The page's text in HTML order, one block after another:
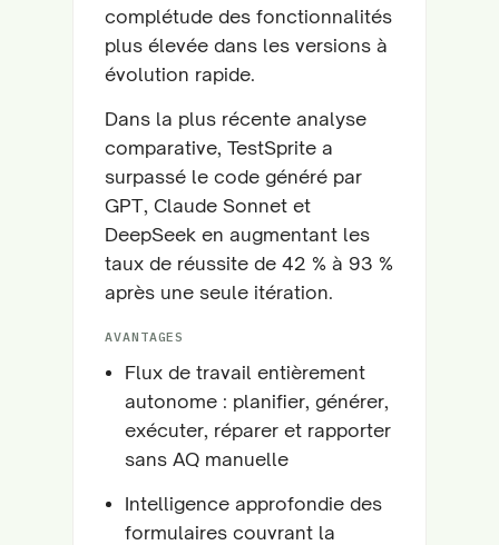
complétude des fonctionnalités
plus élevée dans les versions à
évolution rapide.
Dans la plus récente analyse
comparative, TestSprite a
surpassé le code généré par
GPT, Claude Sonnet et
DeepSeek en augmentant les
taux de réussite de 42 % à 93 %
après une seule itération.
AVANTAGES
Flux de travail entièrement
autonome : planifier, générer,
exécuter, réparer et rapporter
sans AQ manuelle
Intelligence approfondie des
formulaires couvrant la